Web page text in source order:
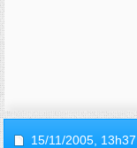
15/11/2005, 13h37